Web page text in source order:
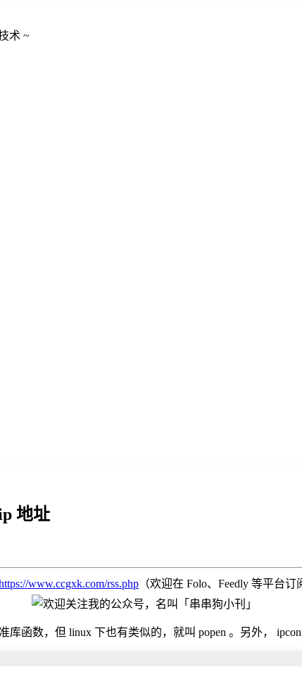
术 ~
地址
www.ccgxk.com/rss.php （欢迎在 Folo、Feedly 等平台
函数，但 linux 下也有类似的，就叫 popen 。另外，